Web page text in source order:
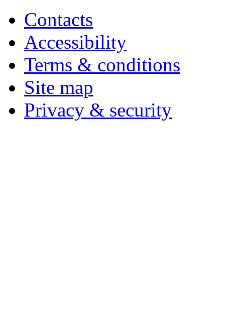
Contacts
Accessibility
Terms & conditions
Site map
Privacy & security